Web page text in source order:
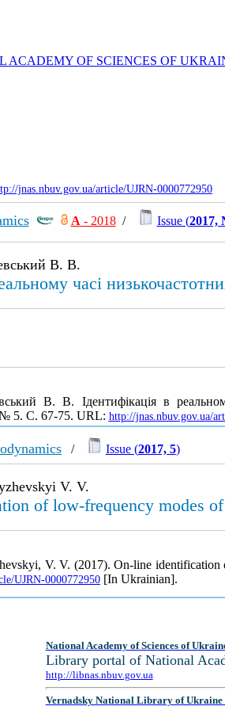
ACADEMY OF SCIENCES OF
jnas.nbuv.gov.ua/article/UJRN-0000772950
А - 2018/ Issue (2017,
В. В.
часі
В. В. Ідентифікація в
5. С. 67-75. URL: http://jnas.nbuv.gov.ua/
/ Issue (2017, 5)
V. V.
of low-frequency modes
V. V. (2017). On-line identification
UJRN-0000772950[In Ukrainian].
National Academy of Sciences of
Library portal of National
http://libnas.nbuv.gov.ua
Vernadsky National Library of Ukraine